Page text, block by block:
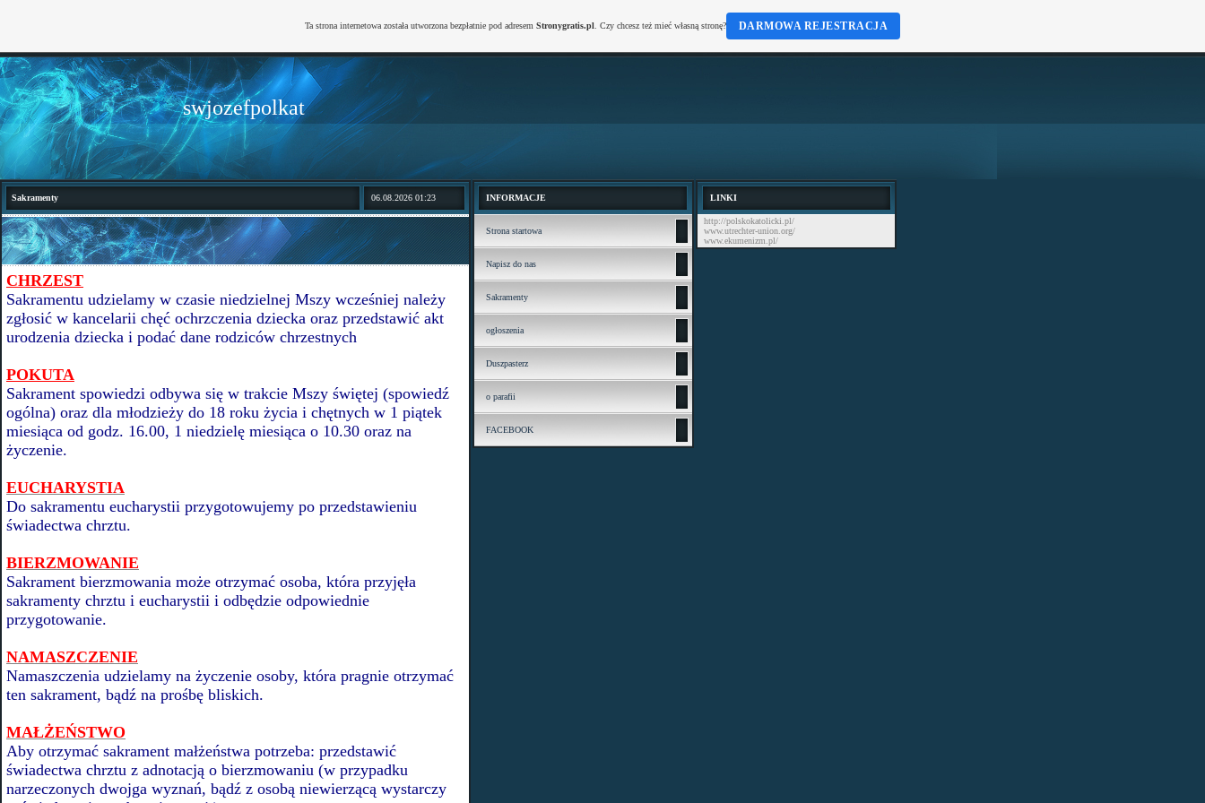
swjozefpolkat
Sakramenty 06.08.2026 01:23
CHRZEST
Sakramentu udzielamy w czasie niedzielnej Mszy wcześniej należy
zgłosić w kancelarii chęć ochrzczenia dziecka oraz przedstawić akt
urodzenia dziecka i podać dane rodziców chrzestnych
POKUTA
Sakrament spowiedzi odbywa się w trakcie Mszy świętej (spowiedź
ogólna) oraz dla młodzieży do 18 roku życia i chętnych w 1 piątek
miesiąca od godz. 16.00, 1 niedzielę miesiąca o 10.30 oraz na
życzenie.
EUCHARYSTIA
Do sakramentu eucharystii przygotowujemy po przedstawieniu
świadectwa chrztu.
BIERZMOWANIE
Sakrament bierzmowania może otrzymać osoba, która przyjęła
sakramenty chrztu i eucharystii i odbędzie odpowiednie
przygotowanie.
NAMASZCZENIE
Namaszczenia udzielamy na życzenie osoby, która pragnie otrzymać
ten sakrament, bądź na prośbę bliskich.
MAŁŻEŃSTWO
Aby otrzymać sakrament małżeństwa potrzeba: przedstawić
świadectwa chrztu z adnotacją o bierzmowaniu (w przypadku
narzeczonych dwojga wyznań, bądź z osobą niewierzącą wystarczy
INFORMACJE
Strona startowa
Napisz do nas
Sakramenty
ogłoszenia
Duszpasterz
o parafii
FACEBOOK
LINKI
http://polskokatolicki.pl/
www.utrechter-union.org/
www.ekumenizm.pl/
Ta strona internetowa została utworzona bezpłatnie pod adresem Stronygratis.pl . Czy chcesz też mieć własną stronę? DARMOWA REJESTRACJA